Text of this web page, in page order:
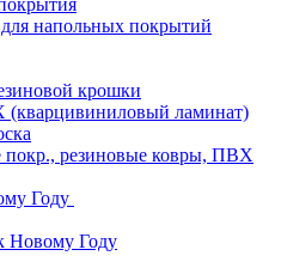
напольных покрытий
крошки
ламинат)
покр., резиновые ковры, ПВХ
Году
Новому Году